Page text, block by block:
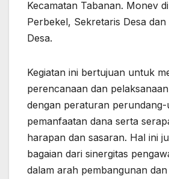
Kecamatan Tabanan. Monev
Perbekel, Sekretaris Desa
Desa.
Kegiatan ini bertujuan untuk
perencanaan dan
dengan peraturan
pemanfaatan dana serta
harapan dan sasaran. Hal ini
bagaian dari sinergitas
dalam arah pembangunan